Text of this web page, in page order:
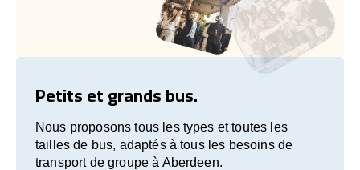
Petits et grands bus.
Nous proposons tous les types et toutes les
tailles de bus, adaptés à tous les besoins de
transport de groupe à Aberdeen.